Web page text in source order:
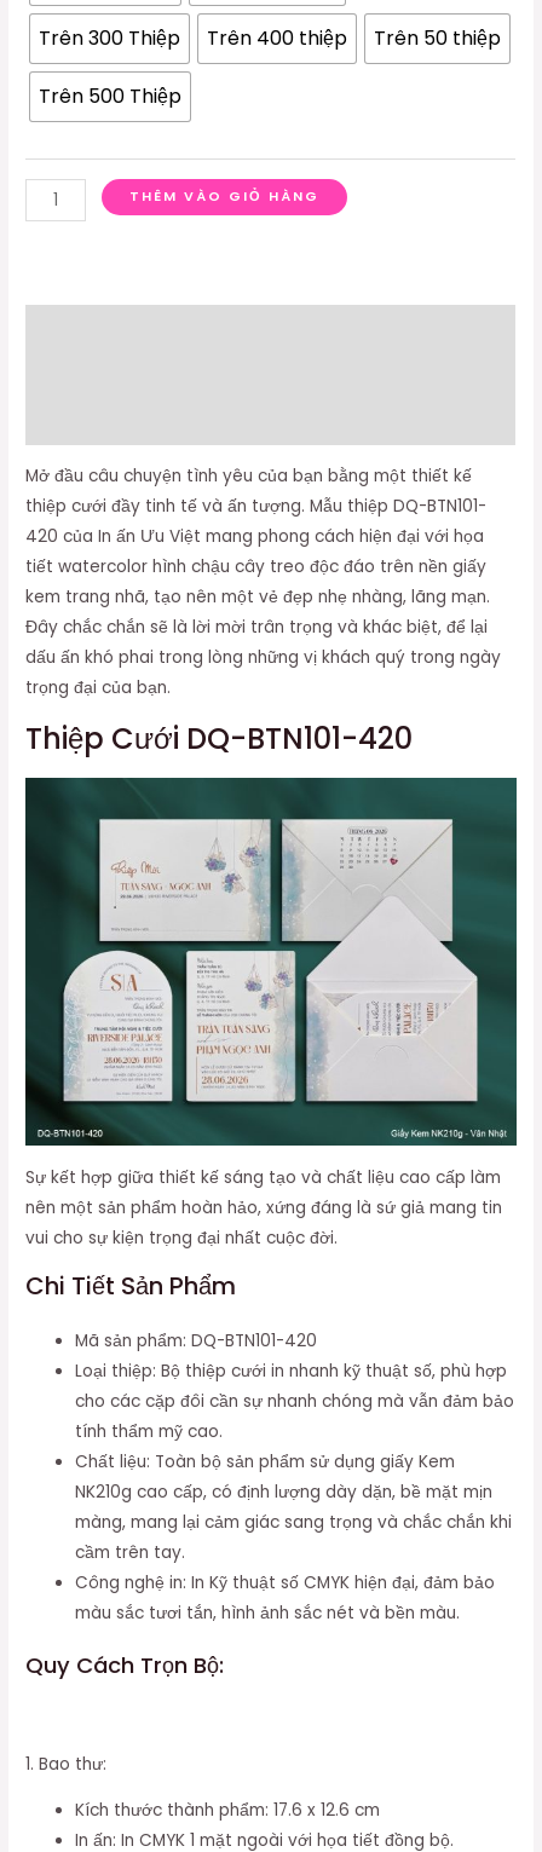
Trên 300 Thiệp Trên 400 thiệp Trên 50 thiệp
Trên 500 Thiệp
THÊM VÀO GIỎ HÀNG
Mở đầu câu chuyện tình yêu của bạn bằng một thiết kế
thiệp cưới đầy tinh tế và ấn tượng. Mẫu thiệp DQ-BTN101-
420 của In ấn Ưu Việt mang phong cách hiện đại với họa
tiết watercolor hình chậu cây treo độc đáo trên nền giấy
kem trang nhã, tạo nên một vẻ đẹp nhẹ nhàng, lãng mạn.
Đây chắc chắn sẽ là lời mời trân trọng và khác biệt, để lại
dấu ấn khó phai trong lòng những vị khách quý trong ngày
trọng đại của bạn.
Thiệp Cưới DQ-BTN101-420
Sự kết hợp giữa thiết kế sáng tạo và chất liệu cao cấp làm
nên một sản phẩm hoàn hảo, xứng đáng là sứ giả mang tin
vui cho sự kiện trọng đại nhất cuộc đời.
Chi Tiết Sản Phẩm
Mã sản phẩm: DQ-BTN101-420
Loại thiệp: Bộ thiệp cưới in nhanh kỹ thuật số, phù hợp
cho các cặp đôi cần sự nhanh chóng mà vẫn đảm bảo
tính thẩm mỹ cao.
Chất liệu: Toàn bộ sản phẩm sử dụng giấy Kem
NK210g cao cấp, có định lượng dày dặn, bề mặt mịn
màng, mang lại cảm giác sang trọng và chắc chắn khi
cầm trên tay.
Công nghệ in: In Kỹ thuật số CMYK hiện đại, đảm bảo
màu sắc tươi tắn, hình ảnh sắc nét và bền màu.
Quy Cách Trọn Bộ:
1. Bao thư:
Kích thước thành phẩm: 17.6 x 12.6 cm
In ấn: In CMYK 1 mặt ngoài với họa tiết đồng bộ.